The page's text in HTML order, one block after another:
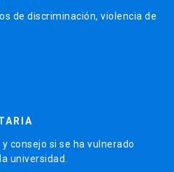
de discriminación, violencia de
consejo si se ha vulnerado
universidad.